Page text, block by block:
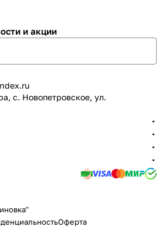
и акции
с. Новопетровское, ул.
Оферта